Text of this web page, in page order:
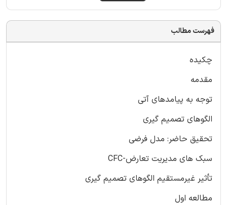
فهرست مطالب
چکیده
مقدمه
توجه به پیامدهای آتی
الگوهای تصمیم گیری
تحقیق حاضر: مدل فرضی
سبک های مدیریت تعارض-CFC
تأثیر غیرمستقیم الگوهای تصمیم گیری
مطالعه اول